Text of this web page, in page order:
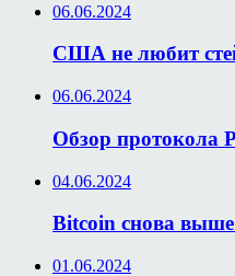
06.06.2024
США не любит
06.06.2024
Обзор протокола
04.06.2024
Bitcoin снова выше
01.06.2024